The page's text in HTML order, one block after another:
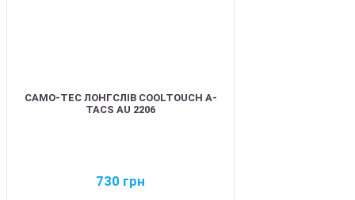
CAMO-TEC ЛОНГСЛІВ COOLTOUCH A-
TACS AU 2206
730 грн